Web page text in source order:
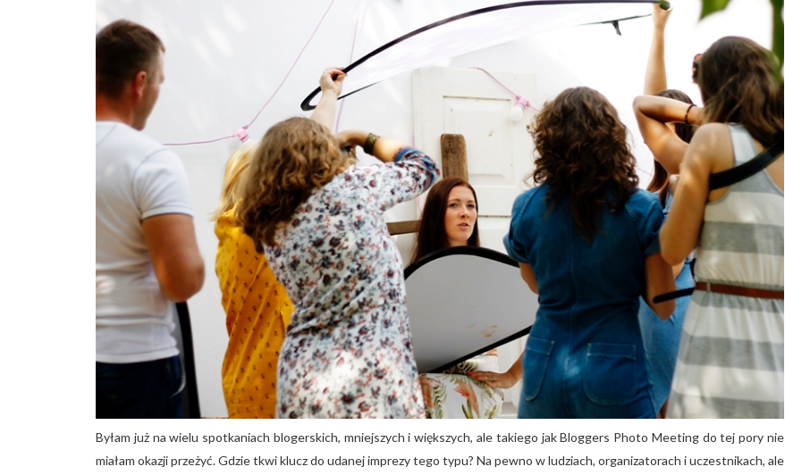
Byłam już na wielu spotkaniach blogerskich, mniejszych i większych, ale takiego jak Bloggers Photo Meeting do tej pory nie
miałam okazji przeżyć. Gdzie tkwi klucz do udanej imprezy tego typu? Na pewno w ludziach, organizatorach i uczestnikach, ale